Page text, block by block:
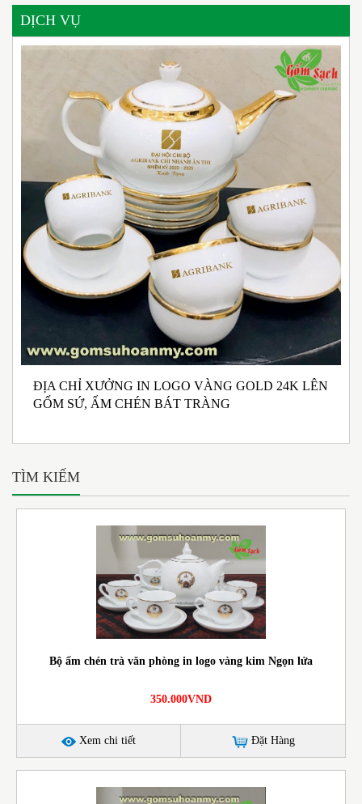
DỊCH VỤ
ĐỊA CHỈ XƯỞNG IN LOGO VÀNG GOLD 24K LÊN
GỐM SỨ, ẤM CHÉN BÁT TRÀNG
TÌM KIẾM
Bộ ấm chén trà văn phòng in logo vàng kim Ngọn lửa
350.000VND
Xem chi tiết Đặt Hàng